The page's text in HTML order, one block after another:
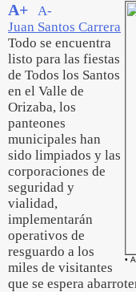
•
A+
A-
Juan Santos Carrera
Todo se encuentra
listo para las fiestas
de Todos los Santos
en el Valle de
Orizaba, los
panteones
municipales han
sido limpiados y las
corporaciones de
seguridad y
vialidad,
implementarán
operativos de
resguardo a los
miles de visitantes
que se espera